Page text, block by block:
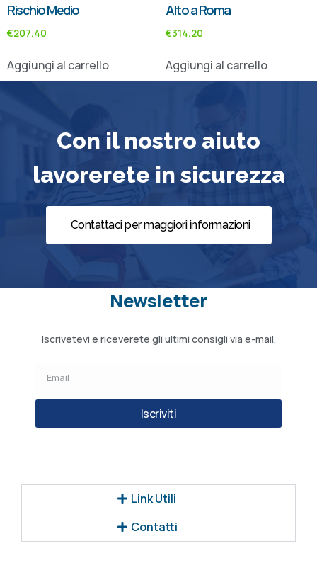
Rischio Medio
€207.40
Aggiungi al carrello
Alto a Roma
€314.20
Aggiungi al carrello
Con il nostro aiuto
lavorerete in sicurezza
Contattaci per maggiori informazioni
Newsletter
Iscrivetevi e riceverete gli ultimi consigli via e-mail.
Iscriviti
Link Utili
Contatti